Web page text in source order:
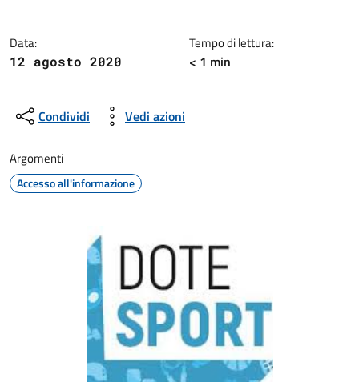
Data:
12 agosto 2020
Tempo di lettura:
< 1 min
Condividi Vedi azioni
Argomenti
Accesso all'informazione